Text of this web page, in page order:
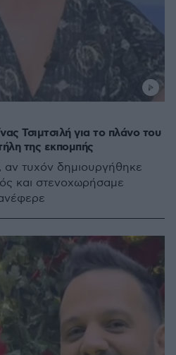
Τσιμτσιλή για το πλάνο του
της εκπομπής
τυχόν δημιουργήθηκε
και στενοχωρήσαμε